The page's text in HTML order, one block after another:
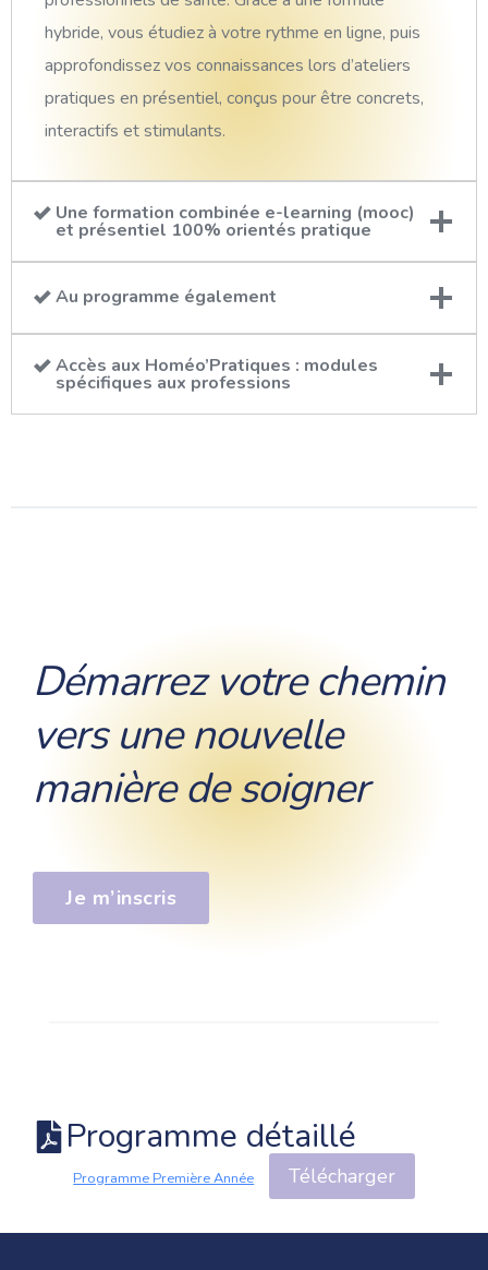
hybride, vous étudiez à votre rythme en ligne, puis
approfondissez vos connaissances lors d’ateliers
pratiques en présentiel, conçus pour être concrets,
interactifs et stimulants.
Une formation combinée e-learning (mooc)
et présentiel 100% orientés pratique
Au programme également
Accès aux Homéo’Pratiques : modules
spécifiques aux professions
Démarrez votre chemin
vers une nouvelle
manière de soigner
Je m’inscris
Programme détaillé
Programme Première Année Télécharger